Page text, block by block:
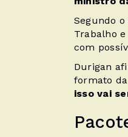
Segundo
Trabalho
com
Durigan
formato
isso vai